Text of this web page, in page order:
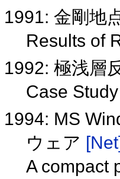
1991: 金剛地
Results of
1992: 極浅層
Case
1994: MS
ウェア
A compact